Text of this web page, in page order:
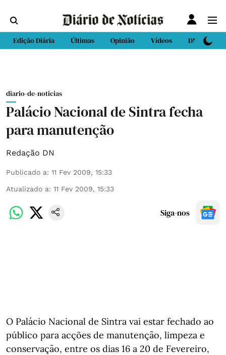
Edição Diária Últimas Opinião Vídeos DN Sport
diario-de-noticias
Palácio Nacional de Sintra fecha
para manutenção
Redação DN
Publicado a: 11 Fev 2009, 15:33
Atualizado a: 11 Fev 2009, 15:33
Siga-nos
O Palácio Nacional de Sintra vai estar fechado ao
público para acções de manutenção, limpeza e
conservação, entre os dias 16 a 20 de Fevereiro,